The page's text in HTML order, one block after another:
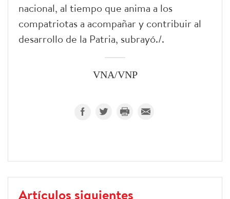
nacional, al tiempo que anima a los
compatriotas a acompañar y contribuir al
desarrollo de la Patria, subrayó./.
VNA/VNP
Artículos siguientes